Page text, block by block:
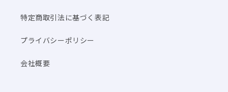
特定商取引法に基づく表記
プライバシーポリシー
会社概要